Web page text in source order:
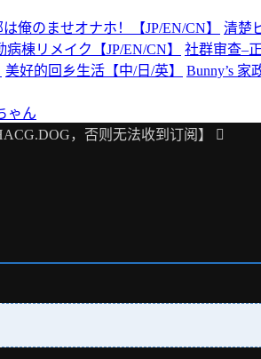
俺のませオナホ！【JP/EN/CN】 清楚
病棟リメイク【JP/EN/CN】 社群审查–
美好的回乡生活【中/日/英】
Bunny’s 家
ゃん
，否则无法收到订阅】